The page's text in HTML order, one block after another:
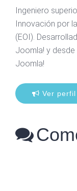
Ingeniero
Innovación por
(EOI).
Joomla! y
Joomla!
Ver